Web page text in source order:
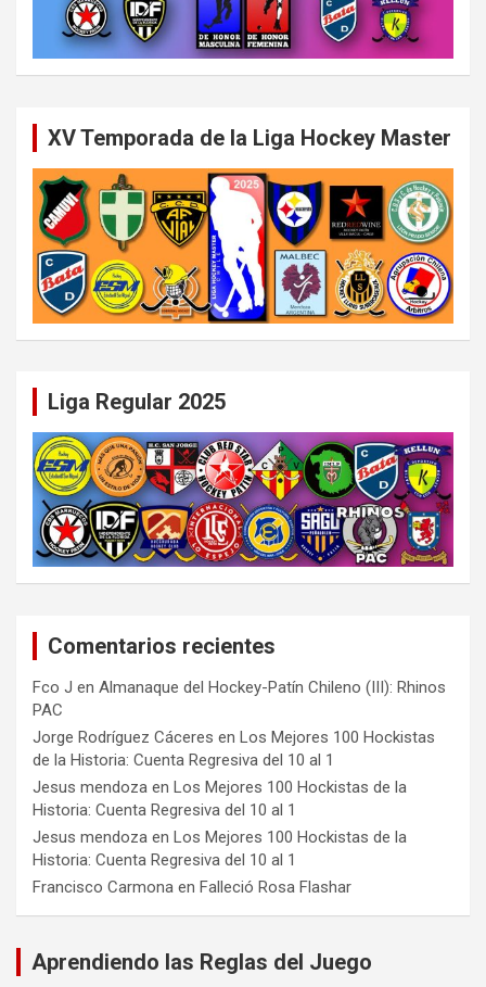
XV Temporada de la Liga Hockey Master
Liga Regular 2025
Comentarios recientes
Fco J en Almanaque del Hockey-Patín Chileno (III): Rhinos
PAC
Jorge Rodríguez Cáceres en Los Mejores 100 Hockistas
de la Historia: Cuenta Regresiva del 10 al 1
Jesus mendoza en Los Mejores 100 Hockistas de la
Historia: Cuenta Regresiva del 10 al 1
Jesus mendoza en Los Mejores 100 Hockistas de la
Historia: Cuenta Regresiva del 10 al 1
Francisco Carmona en Falleció Rosa Flashar
Aprendiendo las Reglas del Juego